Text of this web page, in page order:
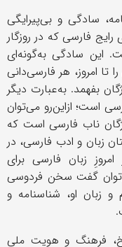
سادگی و بی‌پیرایگی
فارسی که در روزگار
این سادگی به‌گونه‌ای
امروز، هر فارسی‌دانی
بفهمد. به‌عبارت‌ دیگر
است؛ ازاین‌رو می‌توان
ناب فارسی است که
زبان و ادب فارسی، در
امروزِ زبان فارسی برای
گفت سخن فردوسی
زبان او، شناسنامه و
فرهنگ و هویت ملی